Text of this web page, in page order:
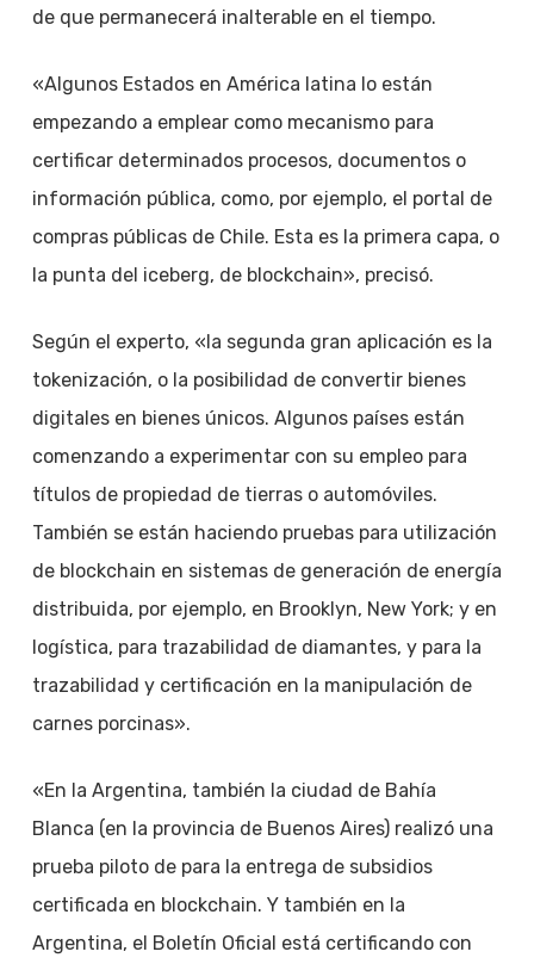
de que permanecerá inalterable en el tiempo.
«Algunos Estados en América latina lo están
empezando a emplear como mecanismo para
certificar determinados procesos, documentos o
información pública, como, por ejemplo, el portal de
compras públicas de Chile. Esta es la primera capa, o
la punta del iceberg, de blockchain», precisó.
Según el experto, «la segunda gran aplicación es la
tokenización, o la posibilidad de convertir bienes
digitales en bienes únicos. Algunos países están
comenzando a experimentar con su empleo para
títulos de propiedad de tierras o automóviles.
También se están haciendo pruebas para utilización
de blockchain en sistemas de generación de energía
distribuida, por ejemplo, en Brooklyn, New York; y en
logística, para trazabilidad de diamantes, y para la
trazabilidad y certificación en la manipulación de
carnes porcinas».
«En la Argentina, también la ciudad de Bahía
Blanca (en la provincia de Buenos Aires) realizó una
prueba piloto de para la entrega de subsidios
certificada en blockchain. Y también en la
Argentina, el Boletín Oficial está certificando con